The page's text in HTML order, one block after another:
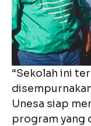
“Sekolah ini
Unesa siap
program yang